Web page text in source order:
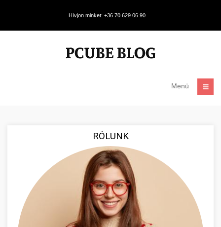
Hívjon minket: +36 70 629 06 90
Menü
RÓLUNK